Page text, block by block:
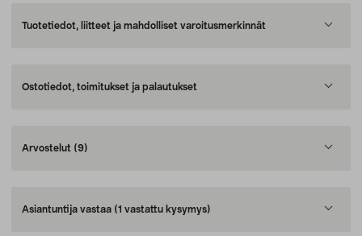
Tuotetiedot, liitteet ja mahdolliset varoitusmerkinnät
Ostotiedot, toimitukset ja palautukset
Arvostelut (9)
Asiantuntija vastaa (1 vastattu kysymys)